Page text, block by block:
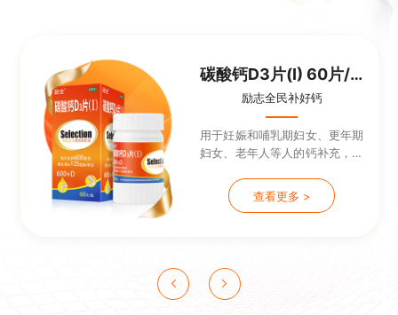
碳酸钙D3片(Ⅰ) 60片/瓶
励志全民补好钙
用于妊娠和哺乳期妇女、更年期
妇女、老年人等人的钙补充，并
查看更多 >